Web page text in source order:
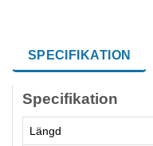
SPECIFIKATION
Specifikation
Längd